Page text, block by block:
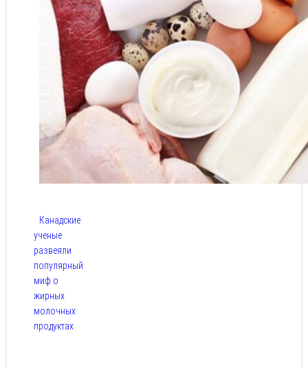
Канадские
ученые
развеяли
популярный
миф о
жирных
молочных
продуктах